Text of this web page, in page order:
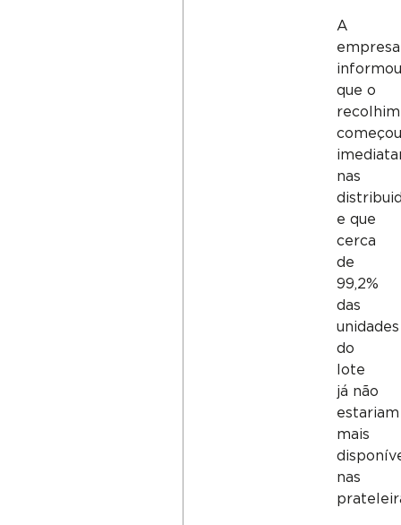
A
empresa
informou
que o
começou
nas
e que
cerca
de
99,2%
das
unidades
do
lote
já não
estariam
mais
nas